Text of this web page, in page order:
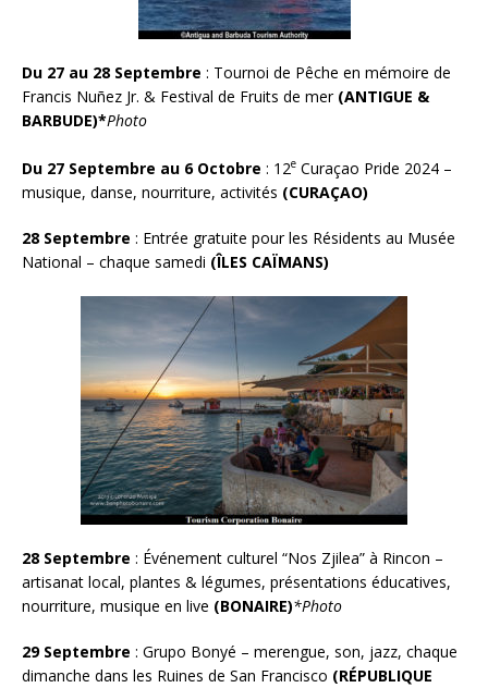
Du 27 au 28 Septembre : Tournoi de Pêche en mémoire de
Francis Nuñez Jr. & Festival de Fruits de mer (ANTIGUE &
BARBUDE)*Photo
Du 27 Septembre au 6 Octobre : 12e Curaçao Pride 2024 –
musique, danse, nourriture, activités (CURAÇAO)
28 Septembre : Entrée gratuite pour les Résidents au Musée
National – chaque samedi (ÎLES CAÏMANS)
28 Septembre : Événement culturel “Nos Zjilea” à Rincon –
artisanat local, plantes & légumes, présentations éducatives,
nourriture, musique en live (BONAIRE)*Photo
29 Septembre : Grupo Bonyé – merengue, son, jazz, chaque
dimanche dans les Ruines de San Francisco (RÉPUBLIQUE